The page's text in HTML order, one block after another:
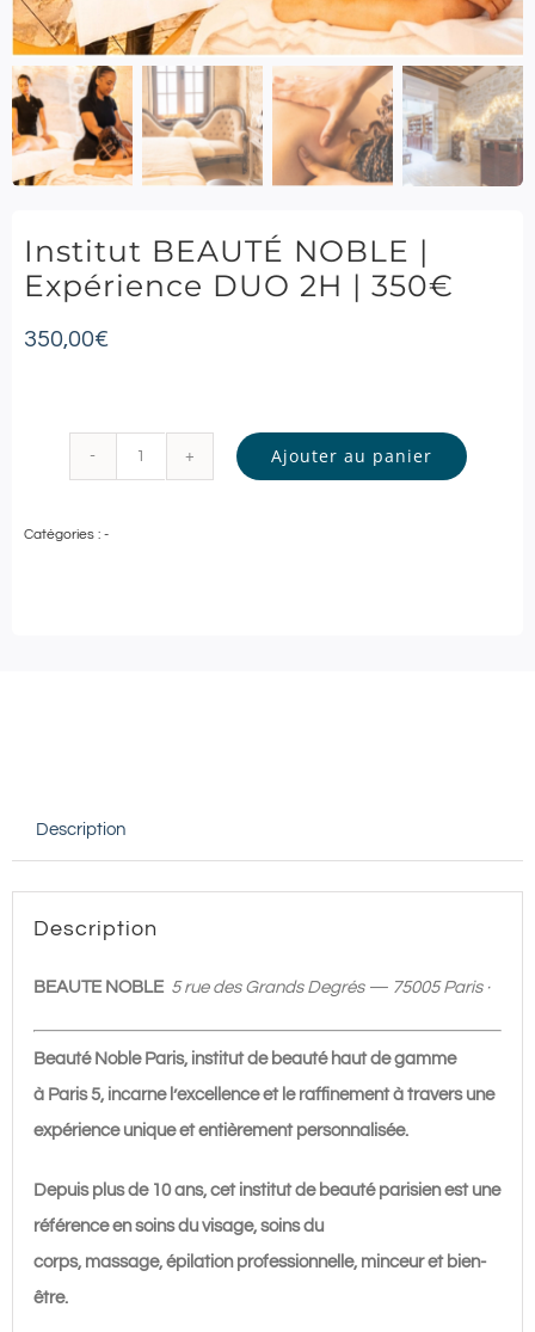
Institut BEAUTÉ NOBLE |
Expérience DUO 2H | 350€
350,00€
Ajouter au panier
Catégories : -
Description
Description
BEAUTE NOBLE 5 rue des Grands Degrés — 75005 Paris ·
Beauté Noble Paris, institut de beauté haut de gamme
à Paris 5, incarne l’excellence et le raffinement à travers une
expérience unique et entièrement personnalisée.
Depuis plus de 10 ans, cet institut de beauté parisien est une
référence en soins du visage, soins du
corps, massage, épilation professionnelle, minceur et bien-
être.